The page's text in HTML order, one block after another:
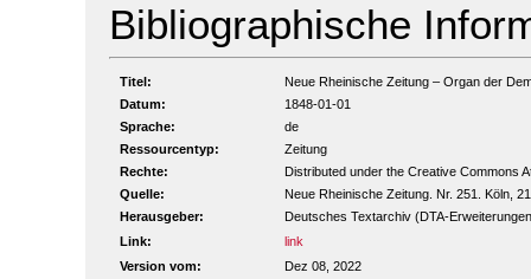
Bibliographische
Titel:
Neue Rheinische Zeitung – Organ der
Datum:
1848-01-01
Sprache:
de
Ressourcentyp:
Zeitung
Rechte:
Distributed under the Creative Commons
Quelle:
Neue Rheinische Zeitung. Nr. 251. Köln,
Herausgeber:
Deutsches Textarchiv (DTA-
Link:
link
Version vom:
Dez 08, 2022